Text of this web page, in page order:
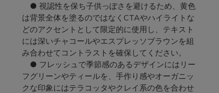
● 視認性を保ち子供っぽさを避けるため、黄色
は背景全体を塗るのではなくCTAやハイライトな
どのアクセントとして限定的に使用し、テキスト
には深いチャコールやエスプレッソブラウンを組
み合わせてコントラストを確保してください。
● フレッシュで季節感のあるデザインにはリー
フグリーンやティールを、手作り感やオーガニッ
クな印象にはテラコッタやクレイ系の色を合わせ